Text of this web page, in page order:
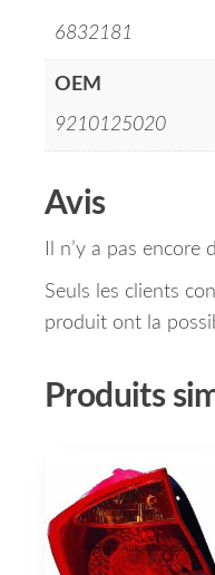
6832181
OEM
9210125020
Avis
Il n’y a pas encore
Seuls les clients
produit ont la
Produits